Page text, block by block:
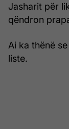
Jasharit për
qëndron
Ai ka thënë
liste.